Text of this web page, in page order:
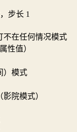
步长 1
不在任何情况模式
性值）
）模式
院模式）